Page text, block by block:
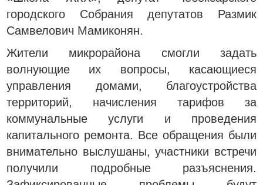
городского Собрания депутатов Размик
Самвелович Мамиконян.
Жители микрорайона смогли задать
волнующие их вопросы, касающиеся
управления домами, благоустройства
территорий, начисления тарифов за
коммунальные услуги и проведения
капитального ремонта. Все обращения были
внимательно выслушаны, участники встречи
получили подробные разъяснения.